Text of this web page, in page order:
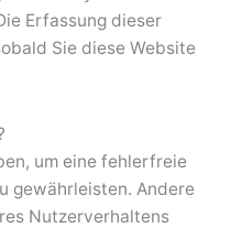
Erfassung dieser
Sie diese Website
um eine fehlerfreie
gewährleisten. Andere
Nutzerverhaltens